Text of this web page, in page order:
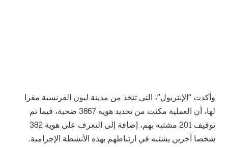
وأكدت “الإنتربول”، التي تتخذ من مدينة ليون الفرنسية مقرا
لها، أن العملية مكنت من تحديد هوية 3867 ضحية، فيما تم
توقيف 201 مشتبه بهم، إضافة إلى التعرف على هوية 382
شخصا آخرين يشتبه في ارتباطهم بهذه الأنشطة الإجرامية.